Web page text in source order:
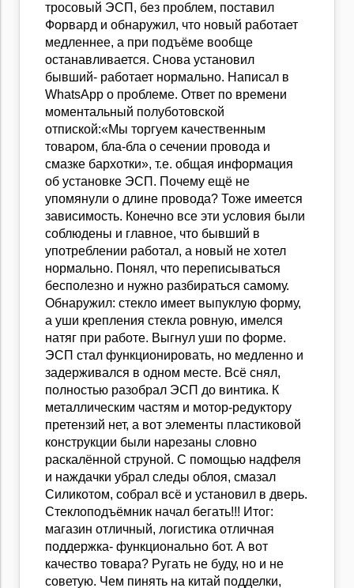
тросовый ЭСП, без проблем, поставил
Форвард и обнаружил, что новый работает
медленнее, а при подъёме вообще
останавливается. Снова установил
бывший- работает нормально. Написал в
WhatsApp о проблеме. Ответ по времени
моментальный полуботовской
отпиской:«Мы торгуем качественным
товаром, бла-бла о сечении провода и
смазке бархотки», т.е. общая информация
об установке ЭСП. Почему ещё не
упомянули о длине провода? Тоже имеется
зависимость. Конечно все эти условия были
соблюдены и главное, что бывший в
употреблении работал, а новый не хотел
нормально. Понял, что переписываться
бесполезно и нужно разбираться самому.
Обнаружил: стекло имеет выпуклую форму,
а уши крепления стекла ровную, имелся
натяг при работе. Выгнул уши по форме.
ЭСП стал функционировать, но медленно и
задерживался в одном месте. Всё снял,
полностью разобрал ЭСП до винтика. К
металлическим частям и мотор-редуктору
претензий нет, а вот элементы пластиковой
конструкции были нарезаны словно
раскалённой струной. С помощью надфеля
и наждачки убрал следы облоя, смазал
Силикотом, собрал всё и установил в дверь.
Стеклоподъёмник начал бегать!!! Итог:
магазин отличный, логистика отличная
поддержка- функционально бот. А вот
качество товара? Ругать не буду, но и не
советую. Чем пинять на китай подделки,